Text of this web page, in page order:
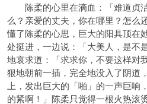
陈柔的心里在滴血：「难道贞
么？亲爱的丈夫，你在哪里？怎么
懂了陈柔的心思，巨大的阳具顶在
处挺进，一边说：「大美人，是不
地哀求道：「求求你，不要这样对
狠地朝前一插，完全地没入了阴道
上，发出巨大的「啪」的一声巨响
的紧啊！」陈柔只觉得一根火热滚